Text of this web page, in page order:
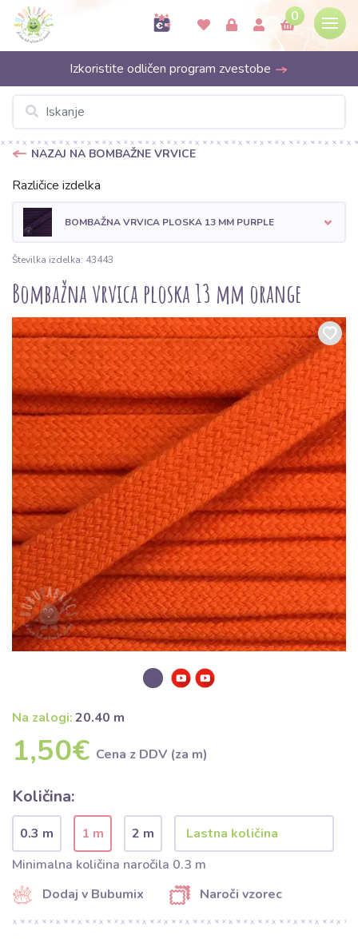
0
Izkoristite odličen program zvestobe
NAZAJ NA BOMBAŽNE VRVICE
Različice izdelka
BOMBAŽNA VRVICA PLOSKA 13 MM PURPLE
Številka izdelka: 43443
Bombažna vrvica ploska 13 mm orange
Na zalogi:20.40 m
1,50€ Cena z DDV (za m)
Količina:
0.3 m 1 m
2 m
Minimalna količina naročila 0.3 m
Dodaj v Bubumix
Naroči vzorec